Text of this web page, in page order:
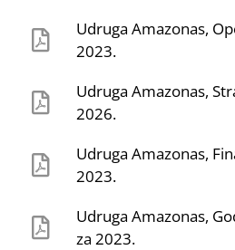
Udruga Amazonas,
2023.
Udruga Amazonas,
2026.
Udruga Amazonas,
2023.
Udruga Amazonas,
za 2023.